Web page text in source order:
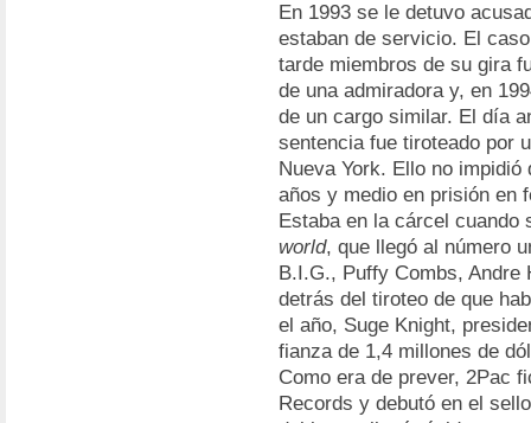
En 1993 se le detuvo
estaban de servicio. El
tarde miembros de su gira
de una admiradora y, en
de un cargo similar. El día
sentencia fue tiroteado por
Nueva York. Ello no
años y medio en prisión en
Estaba en la cárcel
world, que llegó al número
B.I.G., Puffy Combs,
detrás del tiroteo de que
el año, Suge Knight,
fianza de 1,4 millones de
Como era de prever, 2Pac
Records y debutó en el